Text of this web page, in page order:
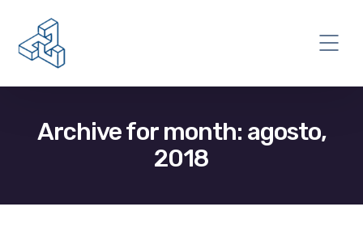
Archive for month: agosto,
2018